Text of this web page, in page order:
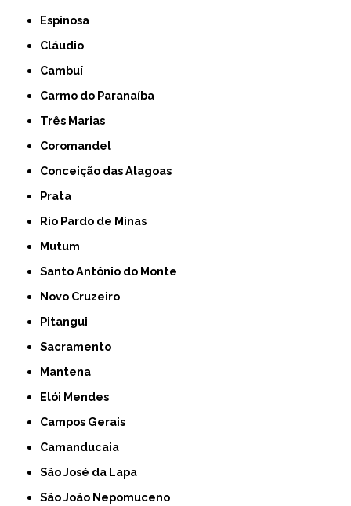
Espinosa
Cláudio
Cambuí
Carmo do Paranaíba
Três Marias
Coromandel
Conceição das Alagoas
Prata
Rio Pardo de Minas
Mutum
Santo Antônio do Monte
Novo Cruzeiro
Pitangui
Sacramento
Mantena
Elói Mendes
Campos Gerais
Camanducaia
São José da Lapa
São João Nepomuceno